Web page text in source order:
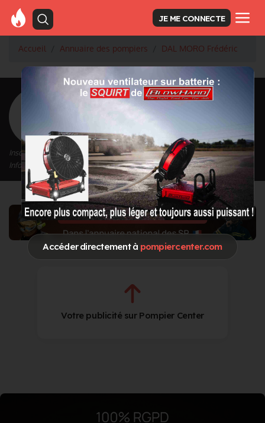
Accéder directement à pompiercenter.com
JE ME CONNECTE
Accueil Annuaire des pompiers DAL MORO Frédéric
<Retour à la liste des pompiers
DAL MORO Frédéric
Inscrit depuis le 28/09/2020 à 16:47
Informations mises à jour le 28/09/2020 à 16:47
Votre publicité sur Pompier Center